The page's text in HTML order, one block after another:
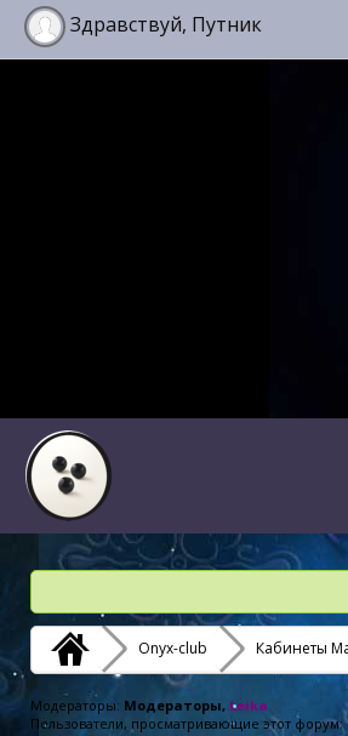
Здравствуй, Путник
Onyx-club Кабинеты
Модераторы: Модераторы, Leika
Пользователи, просматривающие этот форум: